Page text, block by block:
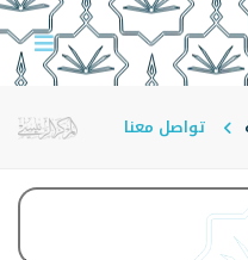
تواصل معنا